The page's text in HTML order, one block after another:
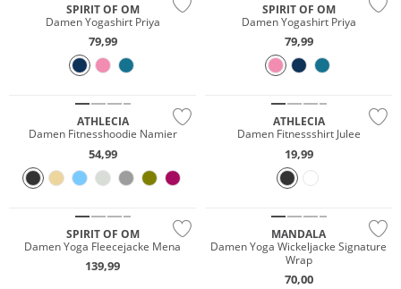
SPIRIT OF OM
Damen Yogashirt Priya
79,99
SPIRIT OF OM
Damen Yogashirt Priya
79,99
ATHLECIA
Damen Fitnesshoodie Namier
54,99
ATHLECIA
Damen Fitnessshirt Julee
19,99
Nachhaltig
SPIRIT OF OM
Damen Yoga Fleecejacke Mena
139,99
MANDALA
Damen Yoga Wickeljacke Signature
Wrap
70,00